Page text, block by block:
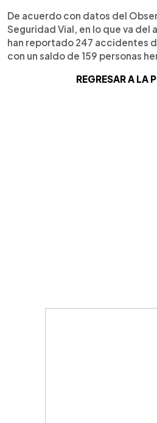
De acuerdo con datos del
Seguridad Vial, en lo que va del
han reportado 247 accidentes
con un saldo de 159 personas
REGRESAR A LA